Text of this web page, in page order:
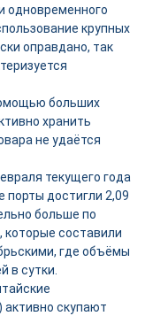
одновременного
крупных
оправдано, так
больших
хранить
не удаётся
текущего года
порты достигли 2,09
больше по
которые составили
где объёмы
в сутки.
скупают